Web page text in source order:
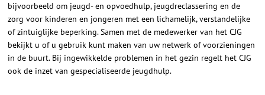
bijvoorbeeld om jeugd- en opvoedhulp, jeugdreclassering en de
zorg voor kinderen en jongeren met een lichamelijk, verstandelijke
of zintuiglijke beperking. Samen met de medewerker van het CJG
bekijkt u of u gebruik kunt maken van uw netwerk of voorzieningen
in de buurt. Bij ingewikkelde problemen in het gezin regelt het CJG
ook de inzet van gespecialiseerde jeugdhulp.